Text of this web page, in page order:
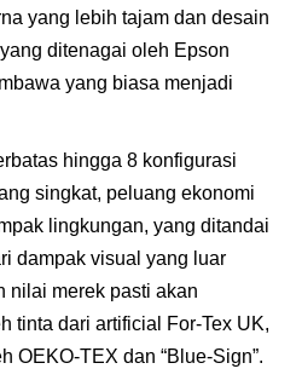
yang lebih tajam dan desain
ditenagai oleh Epson
yang biasa menjadi
hingga 8 konfigurasi
singkat, peluang ekonomi
lingkungan, yang ditandai
dampak visual yang luar
nilai merek pasti akan
tinta dari artificial For-Tex UK,
OEKO-TEX dan “Blue-Sign”.